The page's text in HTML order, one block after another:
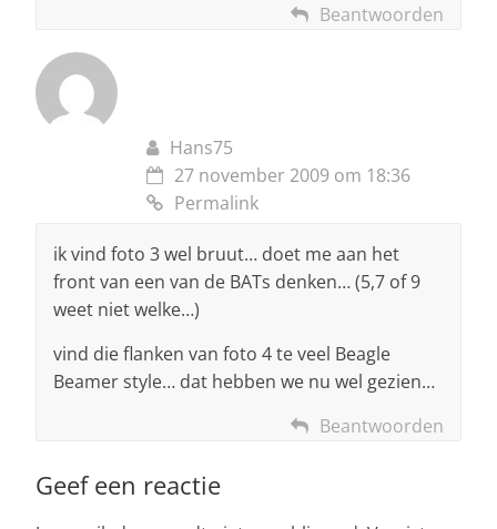
Beantwoorden
Hans75
27 november 2009 om 18:36
Permalink
ik vind foto 3 wel bruut… doet me aan het
front van een van de BATs denken… (5,7 of 9
weet niet welke…)
vind die flanken van foto 4 te veel Beagle
Beamer style… dat hebben we nu wel gezien…
Beantwoorden
Geef een reactie